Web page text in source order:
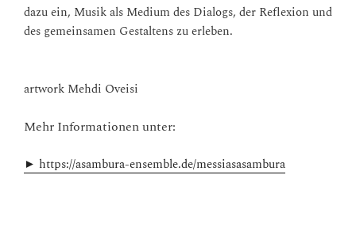
dazu ein, Musik als Medium des Dialogs, der Reflexion und
des gemeinsamen Gestaltens zu erleben.
artwork Mehdi Oveisi
Mehr Informationen unter:
► https://asambura-ensemble.de/messiasasambura